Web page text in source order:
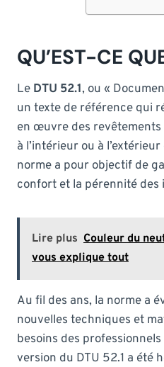
QU’EST-CE
Le DTU 52.1, ou «
un texte de référence qui
en œuvre des revêtements
à l’intérieur ou à
norme a pour objectif de
confort et la pérennité des
Lire plus Couleur du
vous explique tout
Au fil des ans, la norme a
nouvelles techniques et
besoins des
version du DTU 52.1 a été